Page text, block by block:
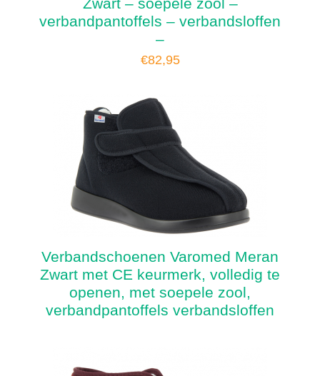
verbandpantoffels – verbandsloffen
–
€82,95
Verbandschoenen Varomed Meran
Zwart met CE keurmerk, volledig te
openen, met soepele zool,
verbandpantoffels verbandsloffen